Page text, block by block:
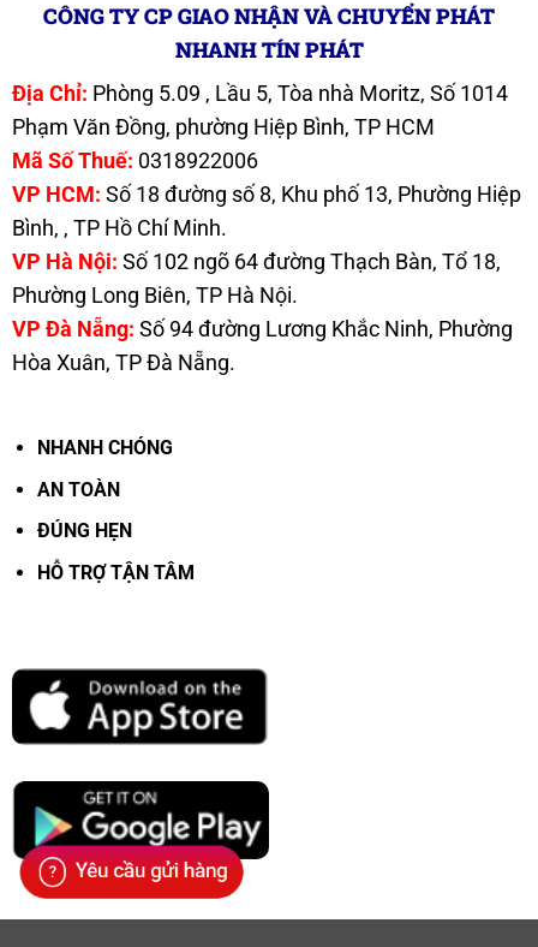
CÔNG TY CP GIAO NHẬN VÀ CHUYỂN PHÁT
NHANH TÍN PHÁT
Địa Chỉ: Phòng 5.09 , Lầu 5, Tòa nhà Moritz, Số 1014
Phạm Văn Đồng, phường Hiệp Bình, TP HCM
Mã Số Thuế: 0318922006
VP HCM: Số 18 đường số 8, Khu phố 13, Phường Hiệp
Bình, , TP Hồ Chí Minh.
VP Hà Nội: Số 102 ngõ 64 đường Thạch Bàn, Tổ 18,
Phường Long Biên, TP Hà Nội.
VP Đà Nẵng: Số 94 đường Lương Khắc Ninh, Phường
Hòa Xuân, TP Đà Nẵng.
NHANH CHÓNG
AN TOÀN
ĐÚNG HẸN
HỖ TRỢ TẬN TÂM